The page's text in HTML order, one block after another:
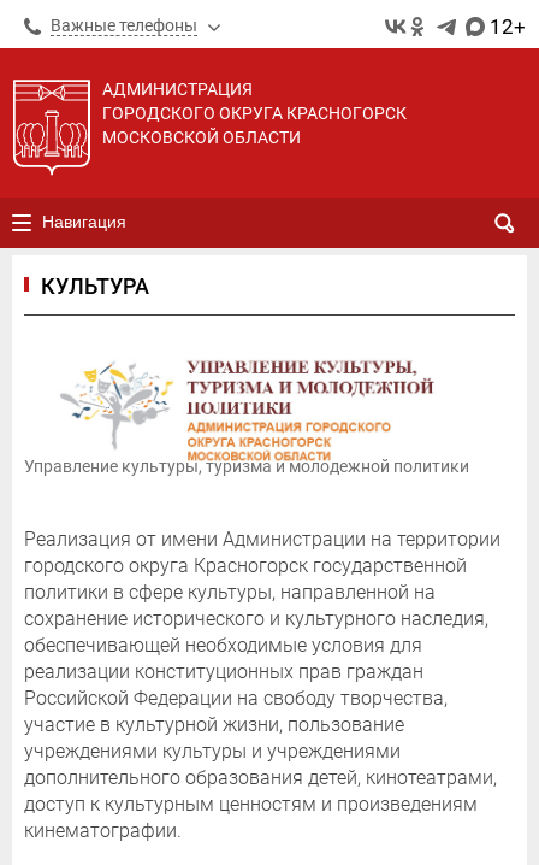
Важные телефоны 12+
АДМИНИСТРАЦИЯ
ГОРОДСКОГО ОКРУГА КРАСНОГОРСК
МОСКОВСКОЙ ОБЛАСТИ
Навигация
КУЛЬТУРА
Управление культуры, туризма и молодежной политики
Реализация от имени Администрации на территории
городского округа Красногорск государственной
политики в сфере культуры, направленной на
сохранение исторического и культурного наследия,
обеспечивающей необходимые условия для
реализации конституционных прав граждан
Российской Федерации на свободу творчества,
участие в культурной жизни, пользование
учреждениями культуры и учреждениями
дополнительного образования детей, кинотеатрами,
доступ к культурным ценностям и произведениям
кинематографии.